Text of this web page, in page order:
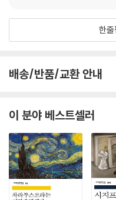
한줄
배송/반품/교환 안내
이 분야 베스트셀러